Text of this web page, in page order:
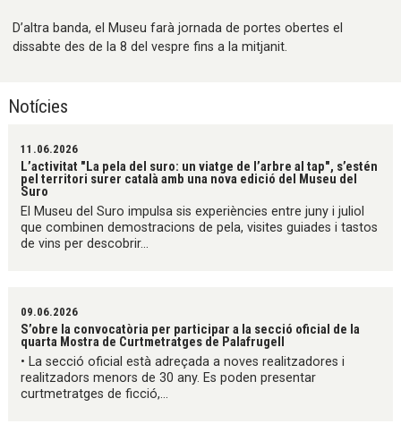
D’altra banda, el Museu farà jornada de portes obertes el
dissabte des de la 8 del vespre fins a la mitjanit.
Notícies
11.06.2026
L’activitat "La pela del suro: un viatge de l’arbre al tap", s’estén
pel territori surer català amb una nova edició del Museu del
Suro
El Museu del Suro impulsa sis experiències entre juny i juliol
que combinen demostracions de pela, visites guiades i tastos
de vins per descobrir...
09.06.2026
S’obre la convocatòria per participar a la secció oficial de la
quarta Mostra de Curtmetratges de Palafrugell
• La secció oficial està adreçada a noves realitzadores i
realitzadors menors de 30 any. Es poden presentar
curtmetratges de ficció,...